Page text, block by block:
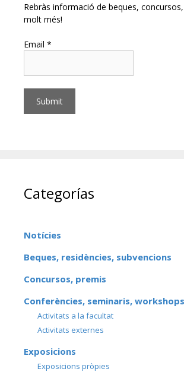
Rebràs informació de beques,
molt més!
Email *
Categorías
Notícies
Beques, residències, subvencions
Concursos, premis
Conferències, seminaris, workshops
Activitats a la facultat
Activitats externes
Exposicions
Exposicions pròpies